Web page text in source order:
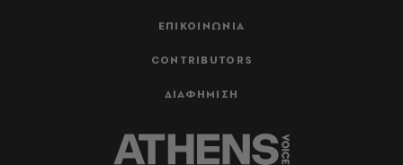
ΕΠΙΚΟΙΝΩΝΙΑ
CONTRIBUTORS
ΔΙΑΦΗΜΙΣΗ